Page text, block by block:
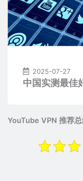
2025-07-27
中国实测最佳
YouTube VPN 推荐